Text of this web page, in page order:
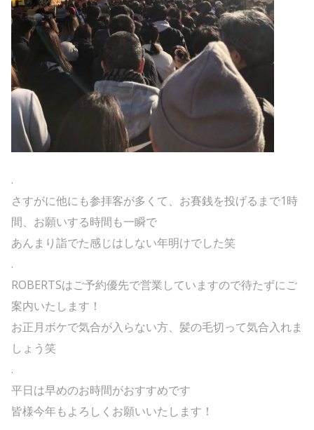
.
さすがに他にも参拝客が多くて、お賽銭を投げるまで1時
間、お願いする時間も一瞬で
あんまり詣でた感じはしない年明けでした笑
.
ROBERTSはご予約優先で営業していますので待たずにご
案内いたします！
お正月ボケで気合が入らない方、髪の毛切って気合入れま
しょう笑
.
平日は早めのお時間がおすすめです
皆様今年もよろしくお願いいたします！